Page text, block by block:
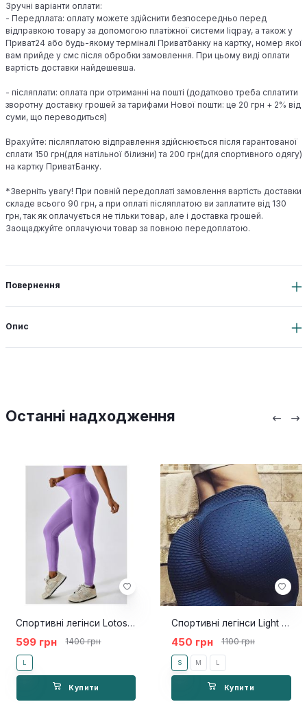
Зручні варіанти оплати:
- Передплата: оплату можете здійснити безпосередньо перед
відправкою товару за допомогою платіжної системи liqpay, а також у
Приват24 або будь-якому терміналі Приватбанку на картку, номер якої
вам прийде у смс після обробки замовлення. При цьому виді оплати
вартість доставки найдешевша.
- післяплати: оплата при отриманні на пошті (додатково треба сплатити
зворотну доставку грошей за тарифами Нової пошти: це 20 грн + 2% від
суми, що переводиться)
Врахуйте: післяплатою відправлення здійснюється після гарантованої
сплати 150 грн(для натільної білизни) та 200 грн(для спортивного одягу)
на картку ПриватБанку.
*Зверніть увагу! При повній передоплаті замовлення вартість доставки
складе всього 90 грн, а при оплаті післяплатою ви заплатите від 130
грн, так як оплачується не тільки товар, але і доставка грошей.
Заощаджуйте оплачуючи товар за повною передоплатою.
Повернення
Опис
Останні надходження
Спортивні легінси Lotos фіолет
599 грн 1400 грн
L
Купити
Спортивні легінси Light Blue
450 грн 1100 грн
S M L
Купити